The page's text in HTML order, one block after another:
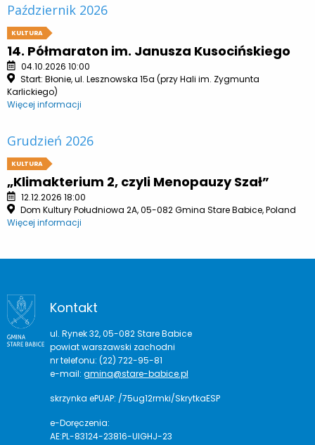
Październik 2026
KULTURA
14. Półmaraton im. Janusza Kusocińskiego
04.10.2026 10:00
Start: Błonie, ul. Lesznowska 15a (przy Hali im. Zygmunta
Karlickiego)
Więcej informacji
Grudzień 2026
KULTURA
„Klimakterium 2, czyli Menopauzy Szał”
12.12.2026 18:00
Dom Kultury Południowa 2A, 05-082 Gmina Stare Babice, Poland
Więcej informacji
Kontakt
ul. Rynek 32, 05-082 Stare Babice
powiat warszawski zachodni
nr telefonu: (22) 722-95-81
e-mail: gmina@stare-babice.pl
skrzynka ePUAP: /75ug12rmki/SkrytkaESP
e-Doręczenia:
AE:PL-83124-23816-UIGHJ-23